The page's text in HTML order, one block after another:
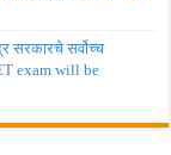
सरकारचे सर्वोच्च
exam will be